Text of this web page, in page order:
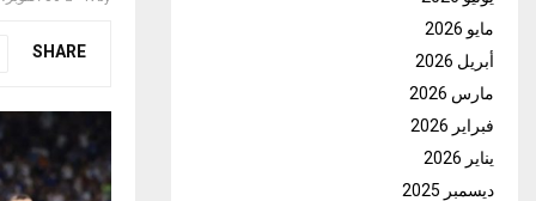
SHARE
مايو 2026
أبريل 2026
مارس 2026
فبراير 2026
يناير 2026
ديسمبر 2025